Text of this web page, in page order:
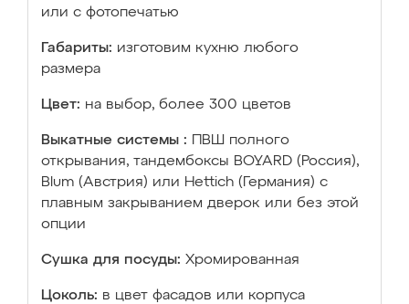
или с фотопечатью
Габариты: изготовим кухню любого
размера
Цвет: на выбор, более 300 цветов
Выкатные системы :
ПВШ полного
открывания, тандембоксы BOYARD (Россия),
Blum (Австрия) или Hettich (Германия) с
плавным закрыванием дверок или без этой
опции
Сушка для посуды: Хромированная
Цоколь: в цвет фасадов или корпуса